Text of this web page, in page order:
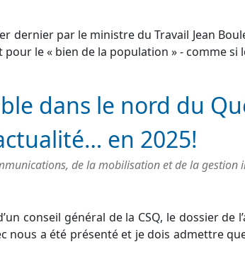
dernier par le ministre du Travail Jean
le « bien de la population » - comme si
dans le nord du
en 2025!
de la mobilisation et de la gestion
conseil général de la CSQ, le dossier de
nous a été présenté et je dois admettre